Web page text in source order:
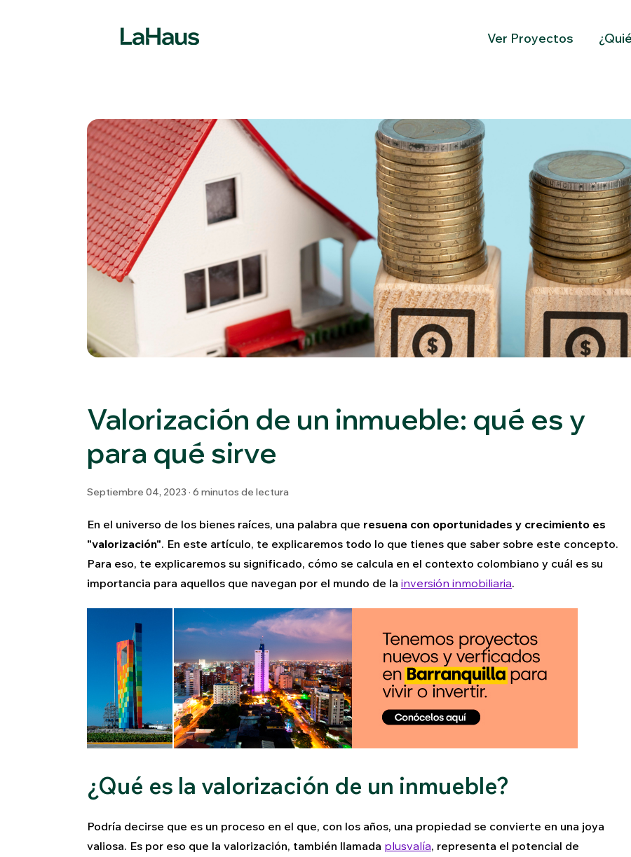
Ver Proyectos
Valorización de un inmueble: qué es y
para qué sirve
Septiembre 04, 2023 · 6 minutos de lectura
En el universo de los bienes raíces, una palabra que resuena con oportunidades y crecimiento es
"valorización". En este artículo, te explicaremos todo lo que tienes que saber sobre este concepto.
Para eso, te explicaremos su significado, cómo se calcula en el contexto colombiano y cuál es su
importancia para aquellos que navegan por el mundo de la inversión inmobiliaria.
¿Qué es la valorización de un inmueble?
Podría decirse que es un proceso en el que, con los años, una propiedad se convierte en una joya
valiosa. Es por eso que la valorización, también llamada plusvalía, representa el potencial de